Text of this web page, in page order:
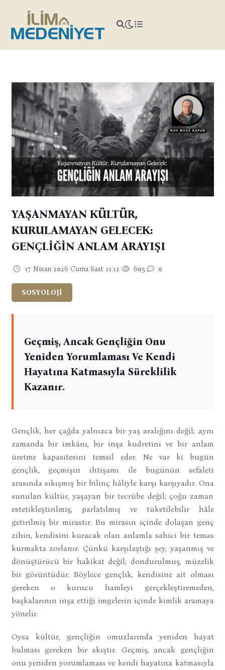
YAŞANMAYAN KÜLTÜR,
KURULAMAYAN GELECEK:
GENÇLİĞİN ANLAM ARAYIŞI
17 Nisan 2026 Cuma Saat 11:12 605 0
SOSYOLOJİ
Geçmiş, Ancak Gençliğin Onu
Yeniden Yorumlaması Ve Kendi
Hayatına Katmasıyla Süreklilik
Kazanır.
Gençlik, her çağda yalnızca bir yaş aralığını değil; aynı
zamanda bir imkânı, bir inşa kudretini ve bir anlam
üretme kapasitesini temsil eder. Ne var ki bugün
gençlik, geçmişin ihtişamı ile bugünün sefaleti
arasında sıkışmış bir bilinç hâliyle karşı karşıyadır. Ona
sunulan kültür, yaşayan bir tecrübe değil; çoğu zaman
estetikleştirilmiş, parlatılmış ve tüketilebilir hâle
getirilmiş bir mirastır. Bu mirasın içinde dolaşan genç
zihin, kendisini kuracak olan anlamla sahici bir temas
kurmakta zorlanır. Çünkü karşılaştığı şey, yaşanmış ve
dönüştürücü bir hakikat değil; dondurulmuş, müzelik
bir görüntüdür. Böylece gençlik, kendisine ait olması
gereken o kurucu hamleyi gerçekleştiremeden,
başkalarının inşa ettiği imgelerin içinde kimlik aramaya
yönelir.
Oysa kültür, gençliğin omuzlarında yeniden hayat
bulması gereken bir akıştır. Geçmiş, ancak gençliğin
onu yeniden yorumlaması ve kendi hayatına katmasıyla